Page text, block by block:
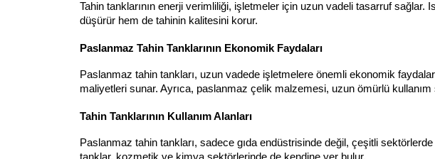
Tahin tanklarının enerji verimliliği, işletmeler için uzun vadeli tasarruf sağlar.
düşürür hem de tahinin kalitesini korur.
Paslanmaz Tahin Tanklarının Ekonomik Faydaları
Paslanmaz tahin tankları, uzun vadede işletmelere önemli ekonomik
maliyetleri sunar. Ayrıca, paslanmaz çelik malzemesi, uzun ömürlü kullanım
Tahin Tanklarının Kullanım Alanları
Paslanmaz tahin tankları, sadece gıda endüstrisinde değil, çeşitli